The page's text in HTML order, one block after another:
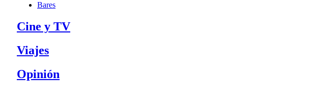
Bares
Cine y TV
Viajes
Opinión